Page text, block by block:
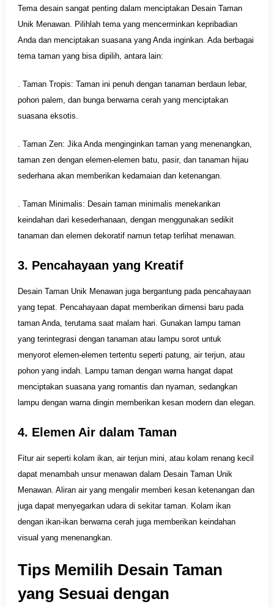
Tema desain sangat penting dalam menciptakan Desain Taman
Unik Menawan. Pilihlah tema yang mencerminkan kepribadian
Anda dan menciptakan suasana yang Anda inginkan. Ada berbagai
tema taman yang bisa dipilih, antara lain:
. Taman Tropis: Taman ini penuh dengan tanaman berdaun lebar,
pohon palem, dan bunga berwarna cerah yang menciptakan
suasana eksotis.
. Taman Zen: Jika Anda menginginkan taman yang menenangkan,
taman zen dengan elemen-elemen batu, pasir, dan tanaman hijau
sederhana akan memberikan kedamaian dan ketenangan.
. Taman Minimalis: Desain taman minimalis menekankan
keindahan dari kesederhanaan, dengan menggunakan sedikit
tanaman dan elemen dekoratif namun tetap terlihat menawan.
3. Pencahayaan yang Kreatif
Desain Taman Unik Menawan juga bergantung pada pencahayaan
yang tepat. Pencahayaan dapat memberikan dimensi baru pada
taman Anda, terutama saat malam hari. Gunakan lampu taman
yang terintegrasi dengan tanaman atau lampu sorot untuk
menyorot elemen-elemen tertentu seperti patung, air terjun, atau
pohon yang indah. Lampu taman dengan warna hangat dapat
menciptakan suasana yang romantis dan nyaman, sedangkan
lampu dengan warna dingin memberikan kesan modern dan elegan.
4. Elemen Air dalam Taman
Fitur air seperti kolam ikan, air terjun mini, atau kolam renang kecil
dapat menambah unsur menawan dalam Desain Taman Unik
Menawan. Aliran air yang mengalir memberi kesan ketenangan dan
juga dapat menyegarkan udara di sekitar taman. Kolam ikan
dengan ikan-ikan berwarna cerah juga memberikan keindahan
visual yang menenangkan.
Tips Memilih Desain Taman
yang Sesuai dengan